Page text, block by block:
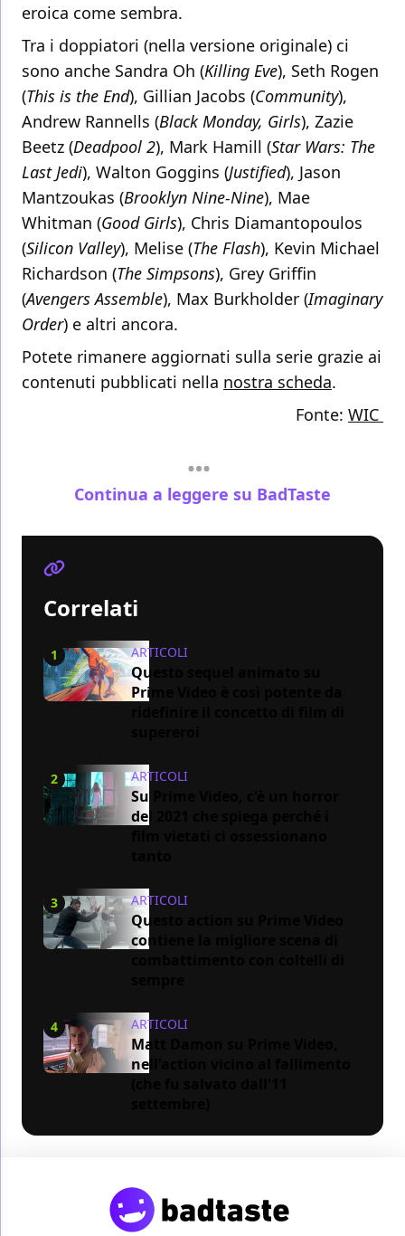
eroica come sembra.
Tra i doppiatori (nella versione originale) ci
sono anche Sandra Oh (Killing Eve), Seth Rogen
(This is the End), Gillian Jacobs (Community),
Andrew Rannells (Black Monday, Girls), Zazie
Beetz (Deadpool 2), Mark Hamill (Star Wars: The
Last Jedi), Walton Goggins (Justified), Jason
Mantzoukas (Brooklyn Nine-Nine), Mae
Whitman (Good Girls), Chris Diamantopoulos
(Silicon Valley), Melise (The Flash), Kevin Michael
Richardson (The Simpsons), Grey Griffin
(Avengers Assemble), Max Burkholder (Imaginary
Order) e altri ancora.
Potete rimanere aggiornati sulla serie grazie ai
contenuti pubblicati nella nostra scheda.
Fonte: WIC
Continua a leggere su BadTaste
Correlati
1 ARTICOLI
Questo sequel animato su
Prime Video è così potente da
2 ARTICOLI
Su Prime Video, c'è un horror
del 2021 che spiega perché i
3 ARTICOLI
Questo action su Prime Video
contiene la migliore scena di
4 ARTICOLI
Matt Damon su Prime Video,
nell'action vicino al fallimento